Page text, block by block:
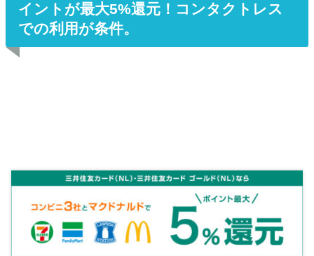
イントが最大5%還元！コンタクトレス
での利用が条件。